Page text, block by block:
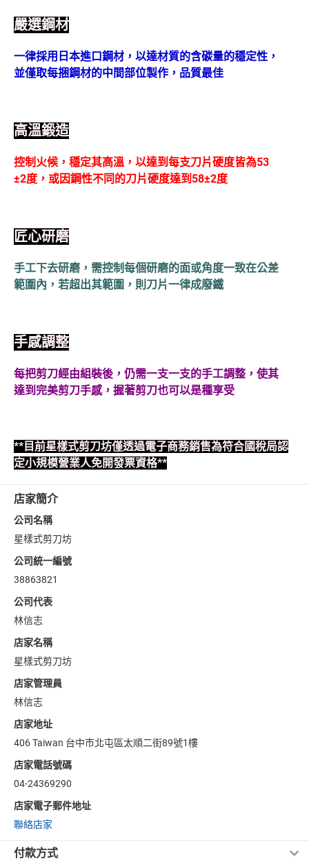
嚴選鋼材
一律採用日本進口鋼材，以達材質的含碳量的穩定性，
並僅取每捆鋼材的中間部位製作，品質最佳
高溫鍛造
控制火候，穩定其高溫，以達到每支刀片硬度皆為53
±2度，或因鋼性不同的刀片硬度達到58±2度
匠心研磨
手工下去研磨，需控制每個研磨的面或角度一致在公差
範圍內，若超出其範圍，則刀片一律成廢鐵
手感調整
每把剪刀經由組裝後，仍需一支一支的手工調整，使其
達到完美剪刀手感，握著剪刀也可以是種享受
**目前星樣式剪刀坊僅透過電子商務銷售為符合國稅局認
定小規模營業人免開發票資格**
店家簡介
公司名稱
星樣式剪刀坊
公司統一編號
38863821
公司代表
林信志
店家名稱
星樣式剪刀坊
店家管理員
林信志
店家地址
406 Taiwan 台中市北屯區太順二街89號1樓
店家電話號碼
04-24369290
店家電子郵件地址
聯絡店家
付款方式